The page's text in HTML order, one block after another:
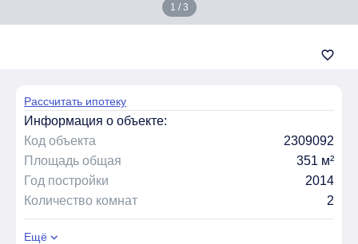
1 / 3
favorite_border
Рассчитать ипотеку
Информация о объекте:
Код объекта
2309092
Площадь общая
351 м²
Год постройки
2014
Количество комнат
2
Ещё